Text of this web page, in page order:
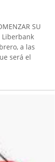
SU
Liberbank
a las
será el